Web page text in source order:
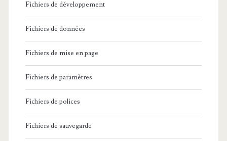
Fichiers de développement
Fichiers de données
Fichiers de mise en page
Fichiers de paramètres
Fichiers de polices
Fichiers de sauvegarde